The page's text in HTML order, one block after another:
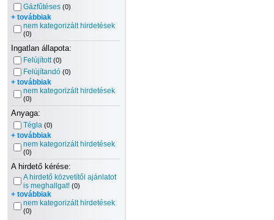
Gázfűtéses (0)
+ továbbiak
nem kategorizált hirdetések
(0)
Ingatlan állapota:
Felújított (0)
Felújítandó (0)
+ továbbiak
nem kategorizált hirdetések
(0)
Anyaga:
Tégla (0)
+ továbbiak
nem kategorizált hirdetések
(0)
A hirdető kérése:
A hirdető közvetítői ajánlatot
is meghallgat! (0)
+ továbbiak
nem kategorizált hirdetések
(0)